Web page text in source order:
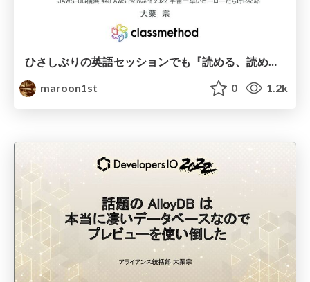
ひさしぶりの英語セッションでも『読める、読めるぞ！』 〜 別の角度の re:Invent 事前準備 〜
maroon1st
0 1.2k